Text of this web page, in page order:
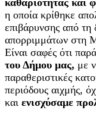
καθαριότητας και
η οποία κρίθηκε
επιβάρυνσης από τη
απορριμμάτων στη
Είναι σαφές ότι
του Δήμου μας, με
παραθεριστικές
περιόδους αιχμής,
και ενισχύσαμε